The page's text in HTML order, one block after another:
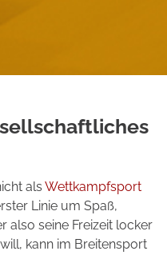
als Wettkampfsport
Linie um Spaß,
also seine Freizeit locker
kann im Breitensport